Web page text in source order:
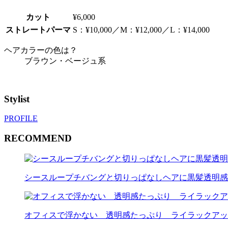
カット
¥6,000
ストレートパーマ S：¥10,000／M：¥12,000／L：¥14,000
ヘアカラーの色は？
ブラウン・ベージュ系
Stylist
PROFILE
RECOMMEND
シースループチバングと切りっぱなしヘアに黒髪透明
オフィスで浮かない 透明感たっぷり ライラックアッ